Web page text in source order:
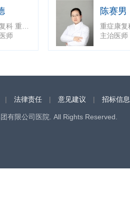
师
陈赛男
主治医师
| 法律责任 | 意见建议 | 招标信息
有限公司医院. All Rights Reserved.